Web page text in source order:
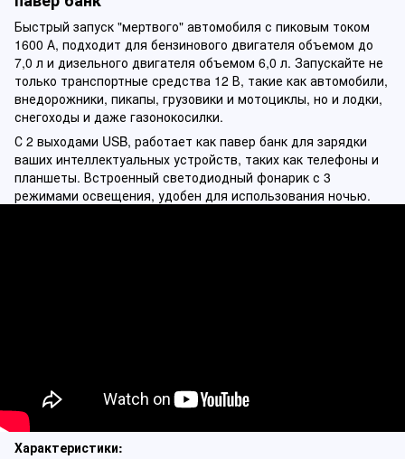
Быстрый запуск "мертвого" автомобиля с пиковым током
1600 А, подходит для бензинового двигателя объемом до
7,0 л и дизельного двигателя объемом 6,0 л. Запускайте не
только транспортные средства 12 В, такие как автомобили,
внедорожники, пикапы, грузовики и мотоциклы, но и лодки,
снегоходы и даже газонокосилки.
С 2 выходами USB, работает как павер банк для зарядки
ваших интеллектуальных устройств, таких как телефоны и
планшеты. Встроенный светодиодный фонарик с 3
режимами освещения, удобен для использования ночью.
Характеристики: